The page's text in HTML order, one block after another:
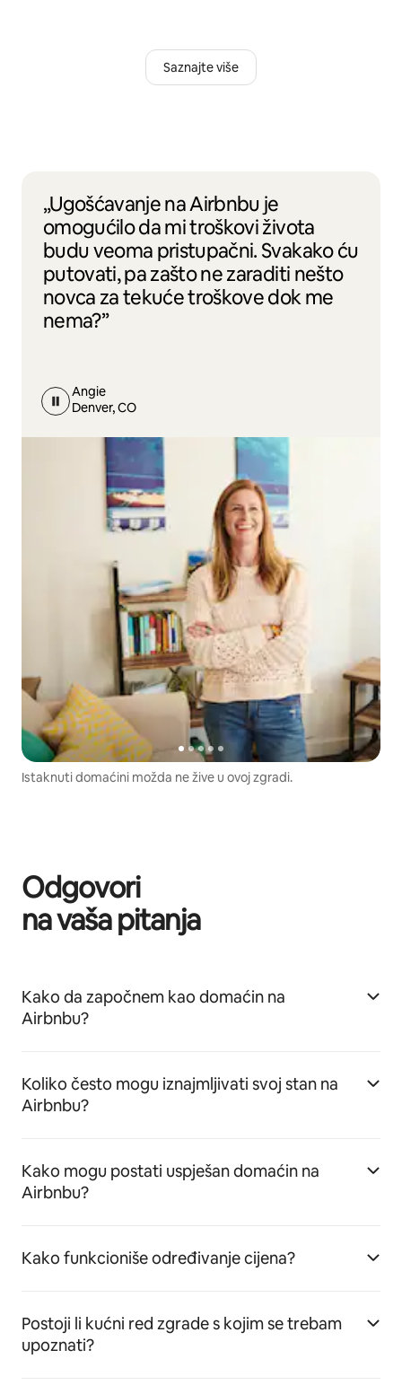
Saznajte više
„Ugošćavanje na Airbnbu je
omogućilo da mi troškovi života
budu veoma pristupačni. Svakako ću
putovati, pa zašto ne zaraditi nešto
novca za tekuće troškove dok me
nema?”
Angie
Denver, CO
Istaknuti domaćini možda ne žive u ovoj zgradi.
Odgovori
na vaša pitanja
Kako da započnem kao domaćin na
Airbnbu?
Koliko često mogu iznajmljivati svoj stan na
Airbnbu?
Kako mogu postati uspješan domaćin na
Airbnbu?
Kako funkcioniše određivanje cijena?
Postoji li kućni red zgrade s kojim se trebam
upoznati?